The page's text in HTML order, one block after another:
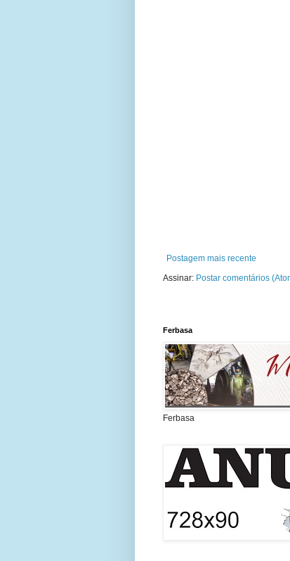
Postagem mais recente
Assinar: Postar comentários
Ferbasa
Ferbasa